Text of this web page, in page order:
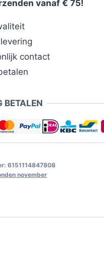
vanaf € 75!
contact
BETALEN
6151114847808
november